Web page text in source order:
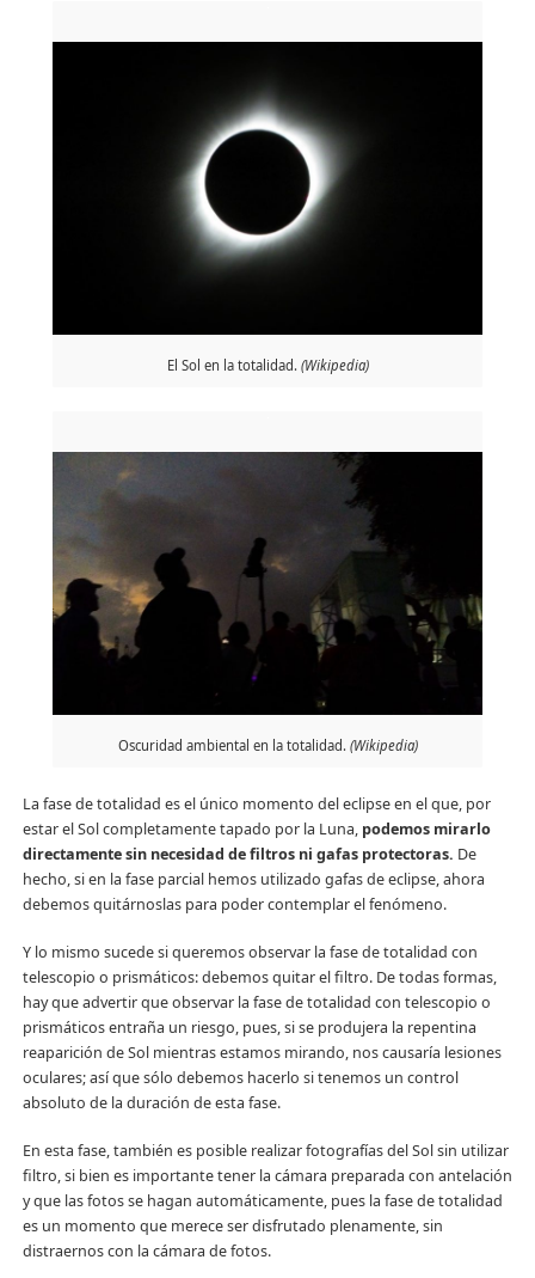
El Sol en la totalidad. (Wikipedia)
Oscuridad ambiental en la totalidad. (Wikipedia)
La fase de totalidad es el único momento del eclipse en el que, por
estar el Sol completamente tapado por la Luna, podemos mirarlo
directamente sin necesidad de filtros ni gafas protectoras. De
hecho, si en la fase parcial hemos utilizado gafas de eclipse, ahora
debemos quitárnoslas para poder contemplar el fenómeno.
Y lo mismo sucede si queremos observar la fase de totalidad con
telescopio o prismáticos: debemos quitar el filtro. De todas formas,
hay que advertir que observar la fase de totalidad con telescopio o
prismáticos entraña un riesgo, pues, si se produjera la repentina
reaparición de Sol mientras estamos mirando, nos causaría lesiones
oculares; así que sólo debemos hacerlo si tenemos un control
absoluto de la duración de esta fase.
En esta fase, también es posible realizar fotografías del Sol sin utilizar
filtro, si bien es importante tener la cámara preparada con antelación
y que las fotos se hagan automáticamente, pues la fase de totalidad
es un momento que merece ser disfrutado plenamente, sin
distraernos con la cámara de fotos.